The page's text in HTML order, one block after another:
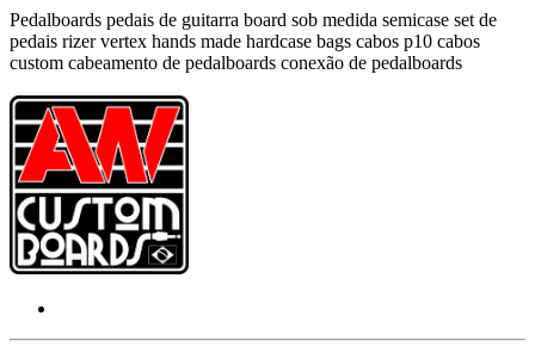
Pedalboards pedais de guitarra board sob medida semicase set de
pedais rizer vertex hands made hardcase bags cabos p10 cabos
custom cabeamento de pedalboards conexão de pedalboards